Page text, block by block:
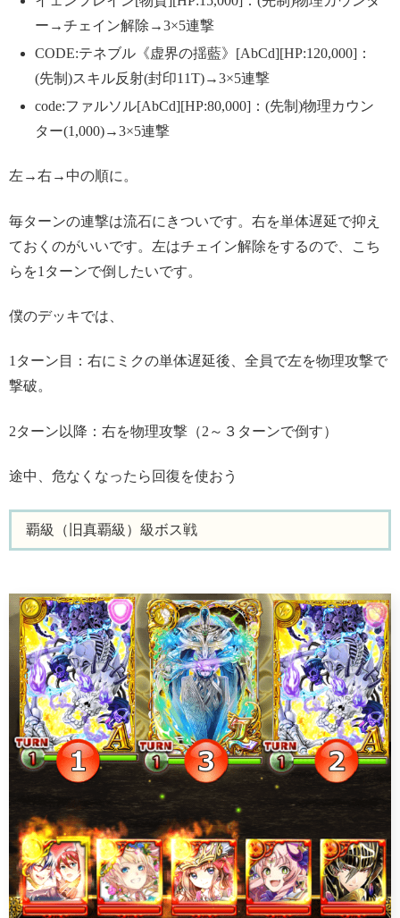
ー→チェイン解除→3×5連撃
CODE:テネブル《虚界の揺藍》[AbCd][HP:120,000]：
(先制)スキル反射(封印11T)→3×5連撃
code:ファルソル[AbCd][HP:80,000]：(先制)物理カウン
ター(1,000)→3×5連撃
左→右→中の順に。
毎ターンの連撃は流石にきついです。右を単体遅延で抑え
ておくのがいいです。左はチェイン解除をするので、こち
らを1ターンで倒したいです。
僕のデッキでは、
1ターン目：右にミクの単体遅延後、全員で左を物理攻撃で
撃破。
2ターン以降：右を物理攻撃（2～３ターンで倒す）
途中、危なくなったら回復を使おう
覇級（旧真覇級）級ボス戦